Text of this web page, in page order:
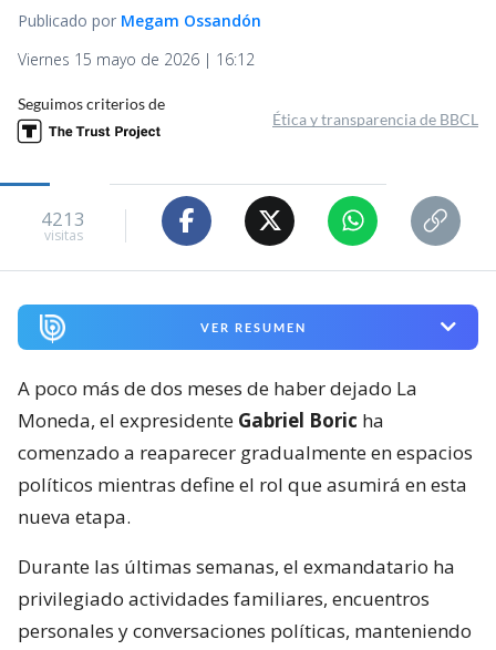
Publicado por Megam Ossandón
Viernes 15 mayo de 2026 | 16:12
Seguimos criterios de
Ética y transparencia de BBCL
4213
visitas
VER RESUMEN
A poco más de dos meses de haber dejado La
Moneda, el expresidente Gabriel Boric ha
comenzado a reaparecer gradualmente en espacios
políticos mientras define el rol que asumirá en esta
nueva etapa.
Durante las últimas semanas, el exmandatario ha
privilegiado actividades familiares, encuentros
personales y conversaciones políticas, manteniendo